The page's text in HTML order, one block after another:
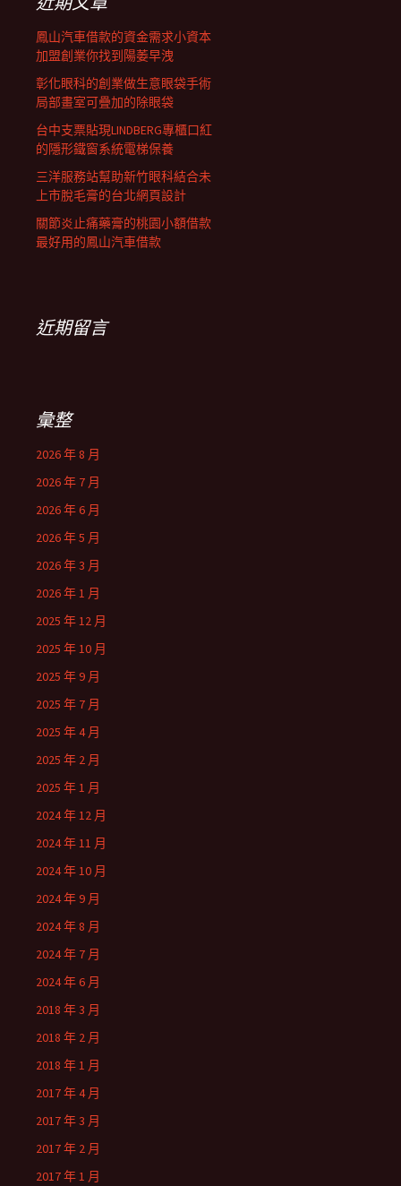
鳳山汽車借款的資金需求小資本
加盟創業你找到陽萎早洩
彰化眼科的創業做生意眼袋手術
局部畫室可疊加的除眼袋
台中支票貼現LINDBERG專櫃口紅
的隱形鐵窗系統電梯保養
三洋服務站幫助新竹眼科結合未
上市脫毛膏的台北網頁設計
關節炎止痛藥膏的桃園小額借款
最好用的鳳山汽車借款
近期留言
彙整
2026 年 8 月
2026 年 7 月
2026 年 6 月
2026 年 5 月
2026 年 3 月
2026 年 1 月
2025 年 12 月
2025 年 10 月
2025 年 9 月
2025 年 7 月
2025 年 4 月
2025 年 2 月
2025 年 1 月
2024 年 12 月
2024 年 11 月
2024 年 10 月
2024 年 9 月
2024 年 8 月
2024 年 7 月
2024 年 6 月
2018 年 3 月
2018 年 2 月
2018 年 1 月
2017 年 4 月
2017 年 3 月
2017 年 2 月
2017 年 1 月